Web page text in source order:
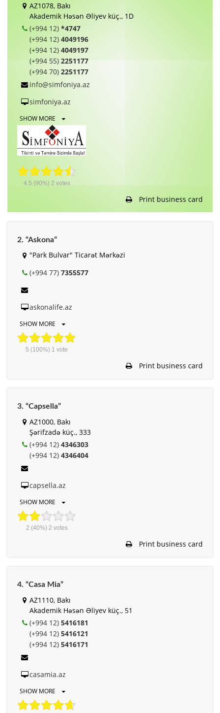
AZ1078, Bakı
Akademik Həsən Əliyev küç., 1D
(+994 12) *4747
(+994 12) 4049196
(+994 12) 4049197
(+994 55) 2251177
(+994 70) 2251177
info@simfoniya.az
simfoniya.az
SHOW MORE
4.5 (90%) 2 votes
Print business card
2. “Askona”
"Park Bulvar" Ticarət Mərkəzi
(+994 77) 7355577
askonalife.az
SHOW MORE
5 (100%) 1 vote
Print business card
3. “Capsella”
AZ1000, Bakı
Şərifzadə küç., 333
(+994 12) 4346303
(+994 12) 4346404
capsella.az
SHOW MORE
2 (40%) 2 votes
Print business card
4. “Casa Mia”
AZ1110, Bakı
Akademik Həsən Əliyev küç., 51
(+994 12) 5416181
(+994 12) 5416121
(+994 12) 5416171
casamia.az
SHOW MORE